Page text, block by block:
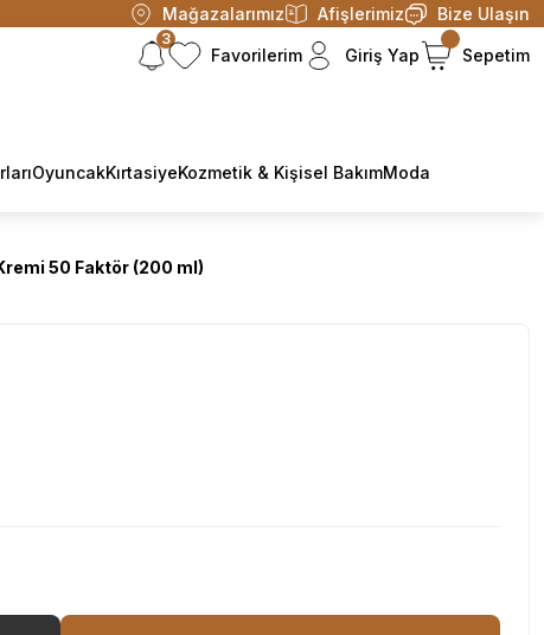
Mağazalarımız Afişlerimiz Bize Ulaşın
3
Favorilerim Giriş Yap Sepetim
OyuncakKırtasiyeKozmetik & Kişisel BakımModa
50 Faktör (200 ml)